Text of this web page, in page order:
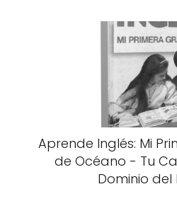
Aprende Inglés: Mi
de Océano - Tu
Dominio del